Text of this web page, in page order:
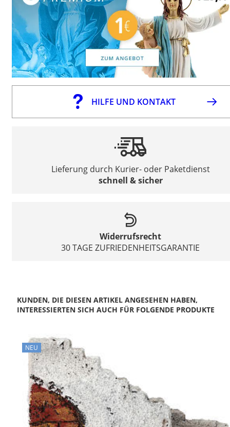
HILFE UND KONTAKT
Lieferung durch Kurier- oder Paketdienst
schnell & sicher
Widerrufsrecht
30 TAGE ZUFRIEDENHEITSGARANTIE
KUNDEN, DIE DIESEN ARTIKEL ANGESEHEN HABEN,
INTERESSIERTEN SICH AUCH FÜR FOLGENDE PRODUKTE
NEU